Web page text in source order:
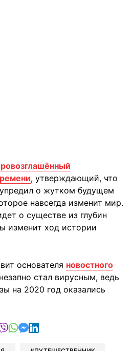
, утверждающий, что
о жутком будущем
навсегда изменит мир.
о существе из глубин
изменит ход истории
основателя новостного
стал вирусным, ведь
на 2020 год оказались
в Telegram
в Facebook
в X
отправить в Viber
отправить в Whatsapp
отправить в Messenger
отправить в LinkedIn